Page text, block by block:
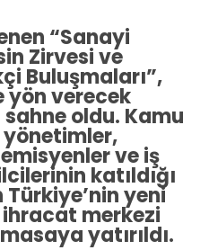
“Sanayi
Zirvesi ve
Buluşmaları”,
yön verecek
oldu. Kamu
ve iş
katıldığı
Türkiye’nin yeni
merkezi
yatırıldı.